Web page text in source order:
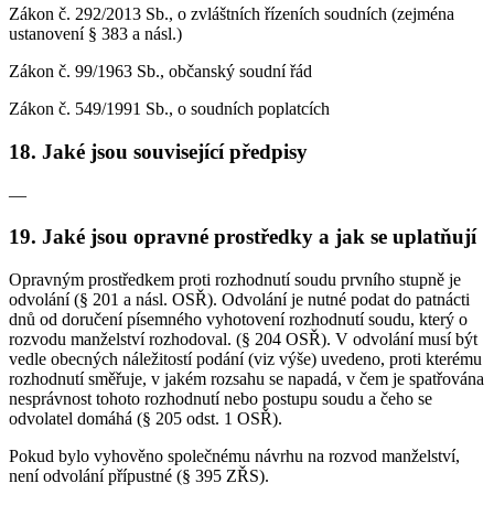
Zákon č. 292/2013 Sb., o zvláštních řízeních soudních (zejména
ustanovení § 383 a násl.)
Zákon č. 99/1963 Sb., občanský soudní řád
Zákon č. 549/1991 Sb., o soudních poplatcích
18. Jaké jsou související předpisy
—
19. Jaké jsou opravné prostředky a jak se uplatňují
Opravným prostředkem proti rozhodnutí soudu prvního stupně je
odvolání (§ 201 a násl. OSŘ). Odvolání je nutné podat do patnácti
dnů od doručení písemného vyhotovení rozhodnutí soudu, který o
rozvodu manželství rozhodoval. (§ 204 OSŘ). V odvolání musí být
vedle obecných náležitostí podání (viz výše) uvedeno, proti kterému
rozhodnutí směřuje, v jakém rozsahu se napadá, v čem je spatřována
nesprávnost tohoto rozhodnutí nebo postupu soudu a čeho se
odvolatel domáhá (§ 205 odst. 1 OSŘ).
Pokud bylo vyhověno společnému návrhu na rozvod manželství,
není odvolání přípustné (§ 395 ZŘS).